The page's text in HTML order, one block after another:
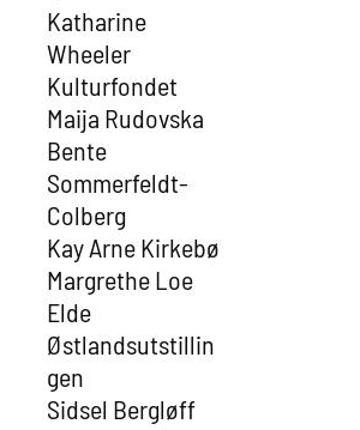
Katharine
Wheeler
Kulturfondet
Maija Rudovska
Bente
Sommerfeldt-
Colberg
Kay Arne Kirkebø
Margrethe Loe
Elde
Østlandsutstillin
gen
Sidsel Bergløff